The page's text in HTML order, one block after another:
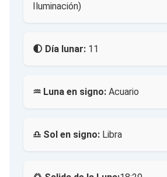
Iluminación)
🌓 Día lunar: 11
♒ Luna en signo: Acuario
♎ Sol en signo: Libra